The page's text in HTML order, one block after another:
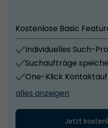
Kostenlose Basic
Individuelles Such-
Suchaufträge
One-Klick
alles anzeigen
Jetzt